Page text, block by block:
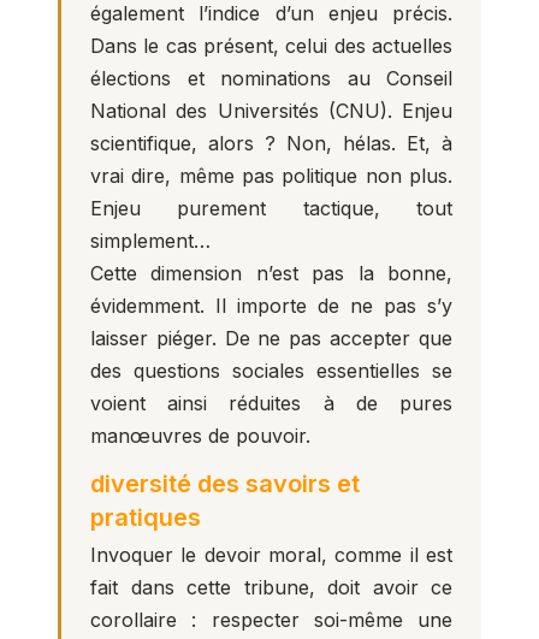
également l’indice d’un enjeu précis.
Dans le cas présent, celui des actuelles
élections et nominations au Conseil
National des Universités (CNU). Enjeu
scientifique, alors ? Non, hélas. Et, à
vrai dire, même pas politique non plus.
Enjeu purement tactique, tout
simplement…
Cette dimension n’est pas la bonne,
évidemment. Il importe de ne pas s’y
laisser piéger. De ne pas accepter que
des questions sociales essentielles se
voient ainsi réduites à de pures
manœuvres de pouvoir.
diversité des savoirs et
pratiques
Invoquer le devoir moral, comme il est
fait dans cette tribune, doit avoir ce
corollaire : respecter soi-même une